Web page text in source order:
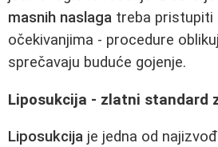
masnih naslaga treba pristupiti
očekivanjima - procedure
sprečavaju buduće gojenje.
Liposukcija - zlatni standard
Liposukcija je jedna od